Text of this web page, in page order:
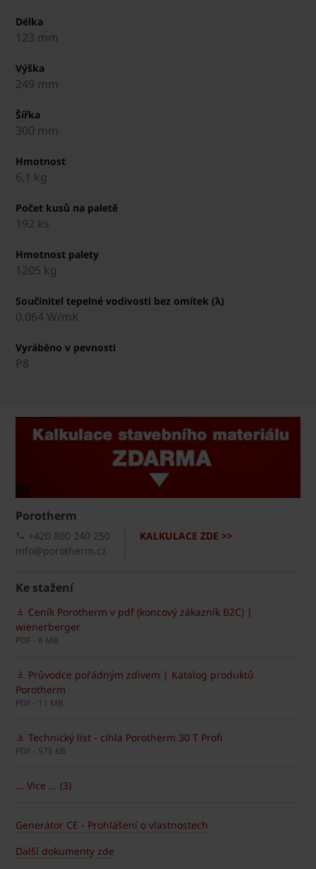
Délka
123 mm
Výška
249 mm
Šířka
300 mm
Hmotnost
6,1 kg
Počet kusů na paletě
192 ks
Hmotnost palety
1205 kg
Součinitel tepelné vodivosti bez omítek (λ)
0,064 W/mK
Vyráběno v pevnosti
P8
Porotherm
KALKULACE ZDE >>
+420 800 240 250
info@porotherm.cz
Ke stažení
Ceník Porotherm v pdf (koncový zákazník B2C) |
wienerberger
PDF - 8 MB
Průvodce pořádným zdivem | Katalog produktů
Porotherm
PDF - 11 MB
Technický list - cihla Porotherm 30 T Profi
PDF - 575 KB
... Více ... (3)
Generátor CE - Prohlášení o vlastnostech
Další dokumenty zde